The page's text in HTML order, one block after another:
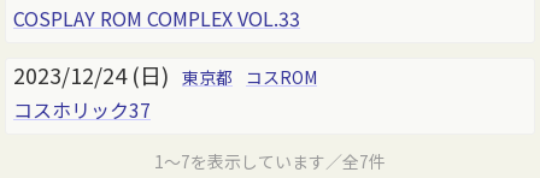
COSPLAY ROM COMPLEX VOL.33
2023/12/24 (日) 東京都 コスROM
コスホリック37
1～7を表示しています／全7件